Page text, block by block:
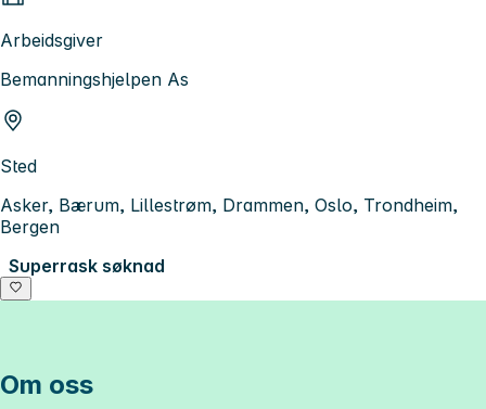
Arbeidsgiver
Bemanningshjelpen As
Sted
Asker, Bærum, Lillestrøm, Drammen, Oslo, Trondheim,
Bergen
Superrask søknad
Om oss